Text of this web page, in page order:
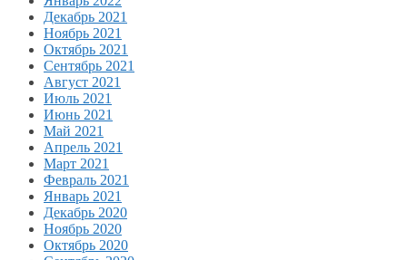
Декабрь 2021
Ноябрь 2021
Октябрь 2021
Сентябрь 2021
Август 2021
Июль 2021
Июнь 2021
Май 2021
Апрель 2021
Март 2021
Февраль 2021
Январь 2021
Декабрь 2020
Ноябрь 2020
Октябрь 2020